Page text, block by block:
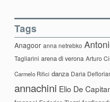
Tags
Anagoor anna netrebko
Tagliarini arena di verona Arturo
Carmelo Rifici danza Daria
annachini Elio De